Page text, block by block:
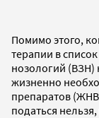
Помимо этого,
терапии в
нозологий (ВЗН)
жизненно
препаратов
податься